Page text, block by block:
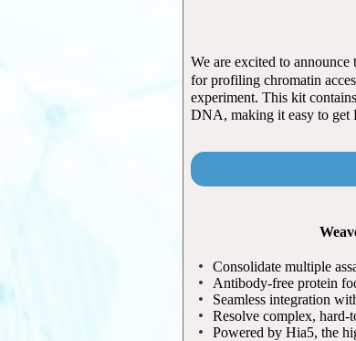
We are excited to announce
for profiling chromatin
experiment. This kit
DNA, making it easy to get
Consolidate multiple
Antibody-free protein
Seamless integration
Resolve complex, hard-
Powered by Hia5, the